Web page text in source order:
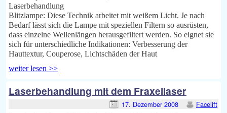
Laserbehandlung
Blitzlampe: Diese Technik arbeitet mit weißem Licht. Je nach
Bedarf lässt sich die Lampe mit speziellen Filtern so ausrüsten,
dass einzelne Wellenlängen herausgefiltert werden. So eignet sie
sich für unterschiedliche Indikationen: Verbesserung der
Hauttextur, Couperose, Lichtschäden der Haut
weiter lesen >>
Laserbehandlung mit dem Fraxellaser
17. Dezember 2008 Facelift